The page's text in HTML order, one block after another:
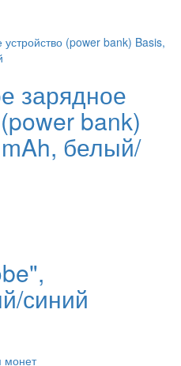
зарядное
bank)
белый/
синий